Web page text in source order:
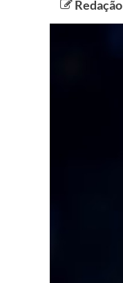
Redação